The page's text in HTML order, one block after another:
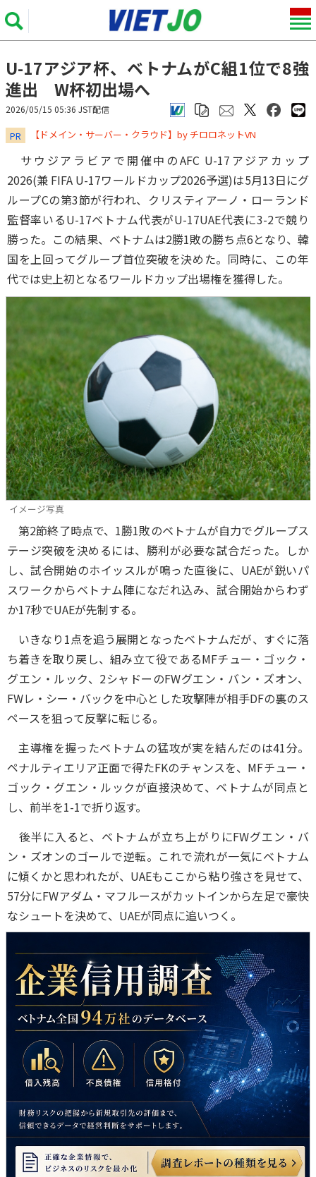
U-17アジア杯、ベトナムがC組1位で8強
進出 W杯初出場へ
2026/05/15 05:36 JST配信
PR ​​​​​​​【ドメイン・サーバー・クラウド】by チロロネットVN
サウジアラビアで開催中のAFC U-17アジアカップ
2026(兼 FIFA U-17ワールドカップ2026予選)は5月13日にグ
ループCの第3節が行われ、クリスティアーノ・ローランド
監督率いるU-17ベトナム代表がU-17UAE代表に3-2で競り
勝った。この結果、ベトナムは2勝1敗の勝ち点6となり、韓
国を上回ってグループ首位突破を決めた。同時に、この年
代では史上初となるワールドカップ出場権を獲得した。
イメージ写真
第2節終了時点で、1勝1敗のベトナムが自力でグループス
テージ突破を決めるには、勝利が必要な試合だった。しか
し、試合開始のホイッスルが鳴った直後に、UAEが鋭いパ
スワークからベトナム陣になだれ込み、試合開始からわず
か17秒でUAEが先制する。
いきなり1点を追う展開となったベトナムだが、すぐに落
ち着きを取り戻し、組み立て役であるMFチュー・ゴック・
グエン・ルック、2シャドーのFWグエン・バン・ズオン、
FWレ・シー・バックを中心とした攻撃陣が相手DFの裏のス
ペースを狙って反撃に転じる。
主導権を握ったベトナムの猛攻が実を結んだのは41分。
ペナルティエリア正面で得たFKのチャンスを、MFチュー・
ゴック・グエン・ルックが直接決めて、ベトナムが同点と
し、前半を1-1で折り返す。
後半に入ると、ベトナムが立ち上がりにFWグエン・バ
ン・ズオンのゴールで逆転。これで流れが一気にベトナム
に傾くかと思われたが、UAEもここから粘り強さを見せて、
57分にFWアダム・マフルースがカットインから左足で豪快
なシュートを決めて、UAEが同点に追いつく。